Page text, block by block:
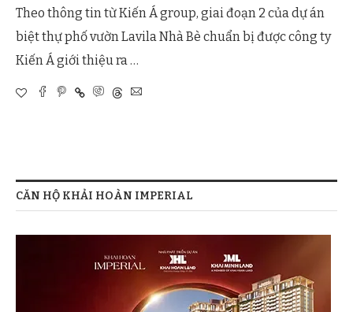
Theo thông tin từ Kiến Á group, giai đoạn 2 của dự án
biệt thự phố vườn Lavila Nhà Bè chuẩn bị được công ty
Kiến Á giới thiệu ra …
CĂN HỘ KHẢI HOÀN IMPERIAL